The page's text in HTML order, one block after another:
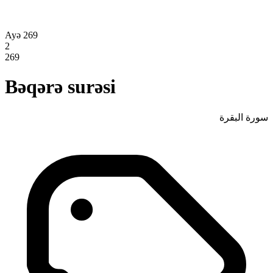
Ayə 269
2
269
Bəqərə surəsi
سورة البقرة